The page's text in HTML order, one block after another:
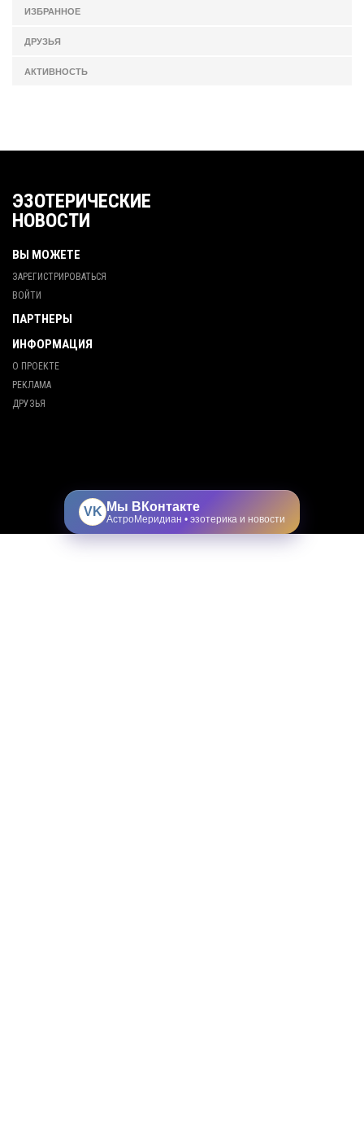
ИЗБРАННОЕ
ДРУЗЬЯ
АКТИВНОСТЬ
ЭЗОТЕРИЧЕСКИЕ
НОВОСТИ
ВЫ МОЖЕТЕ
ЗАРЕГИСТРИРОВАТЬСЯ
ВОЙТИ
ПАРТНЕРЫ
ИНФОРМАЦИЯ
О ПРОЕКТЕ
РЕКЛАМА
ДРУЗЬЯ
VK Мы ВКонтакте
АстроМеридиан • эзотерика и новости